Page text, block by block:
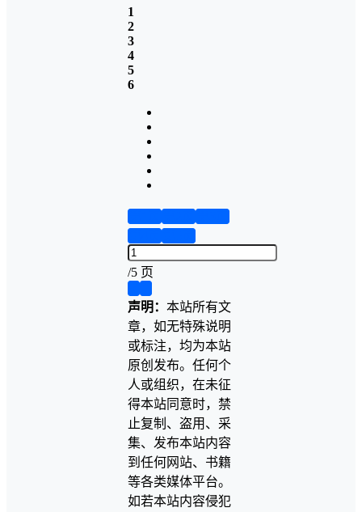
1
2
3
4
5
6
/5 页
声明： 本站所有文
章，如无特殊说明
或标注，均为本站
原创发布。任何个
人或组织，在未征
得本站同意时，禁
止复制、盗用、采
集、发布本站内容
到任何网站、书籍
等各类媒体平台。
如若本站内容侵犯